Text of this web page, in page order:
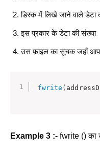
डिस्क में लिखे जाने वाले डेटा
इस प्रकार के डेटा की संख्या
उस फ़ाइल का सूचक जहाँ आप
fwrite (
Example 3 :- fwrite () का